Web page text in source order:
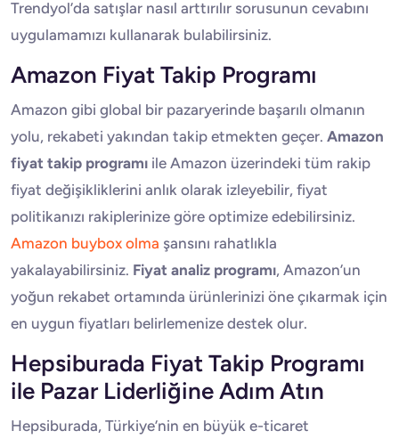
Trendyol’da satışlar nasıl arttırılır sorusunun cevabını
uygulamamızı kullanarak bulabilirsiniz.
Amazon Fiyat Takip Programı
Amazon gibi global bir pazaryerinde başarılı olmanın
yolu, rekabeti yakından takip etmekten geçer. Amazon
fiyat takip programı ile Amazon üzerindeki tüm rakip
fiyat değişikliklerini anlık olarak izleyebilir, fiyat
politikanızı rakiplerinize göre optimize edebilirsiniz.
Amazon buybox olma şansını rahatlıkla
yakalayabilirsiniz. Fiyat analiz programı, Amazon’un
yoğun rekabet ortamında ürünlerinizi öne çıkarmak için
en uygun fiyatları belirlemenize destek olur.
Hepsiburada Fiyat Takip Programı
ile Pazar Liderliğine Adım Atın
Hepsiburada, Türkiye’nin en büyük e-ticaret